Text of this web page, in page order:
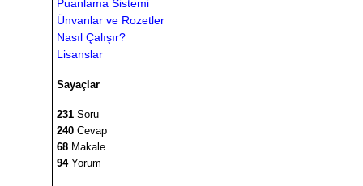
Puanlama Sistemi
Ünvanlar ve Rozetler
Nasıl Çalışır?
Lisanslar
Sayaçlar
231 Soru
240 Cevap
68 Makale
94Yorum